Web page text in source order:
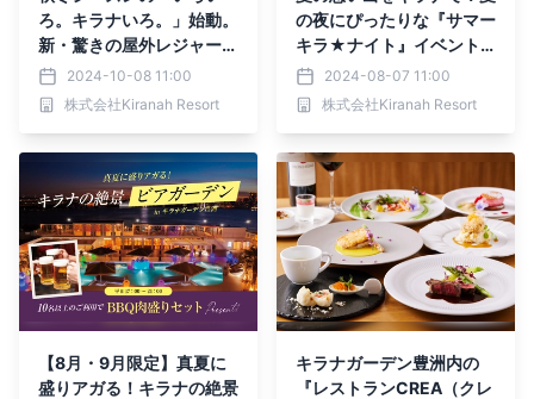
ろ。キラナいろ。」始動。
新・驚きの屋外レジャー体
験を続々提供！【キラナガ
ーデン豊洲】
2024-10-08 11:00
株式会社Kiranah Resort
の夜にぴったりな『サマー
キラ★ナイト』イベント
を開催｜キラナガーデン豊
洲
2024-08-07 11:00
株式会社Kiranah Resort
【8月・9月限定】真夏に
盛りアガる！キラナの絶景
キラナガーデン豊洲内の
『レストランCREA（クレ